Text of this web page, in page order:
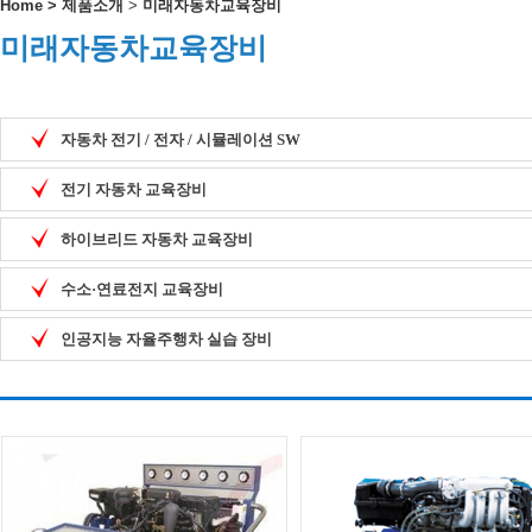
Home > 제품소개 > 미래자동차교육장비
미래자동차교육장비
자동차 전기 / 전자 / 시뮬레이션 SW
전기 자동차 교육장비
하이브리드 자동차 교육장비
수소·연료전지 교육장비
인공지능 자율주행차 실습 장비